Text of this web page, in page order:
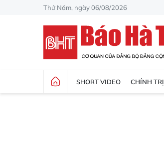
Thứ Năm, ngày 06/08/2026
SHORT VIDEO CHÍNH TRỊ